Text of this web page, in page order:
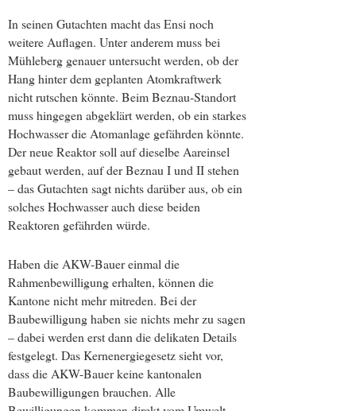
In seinen Gutachten macht das Ensi noch
weitere Auflagen. Unter anderem muss bei
Mühleberg genauer untersucht werden, ob der
Hang hinter dem geplanten Atomkraftwerk
nicht rutschen könnte. Beim Beznau-Standort
muss hingegen abgeklärt werden, ob ein starkes
Hochwasser die Atomanlage gefährden könnte.
Der neue Reaktor soll auf dieselbe Aareinsel
gebaut werden, auf der Beznau I und II stehen
– das Gutachten sagt nichts darüber aus, ob ein
solches Hochwasser auch diese beiden
Reaktoren gefährden würde.
Haben die AKW-Bauer einmal die
Rahmenbewilligung erhalten, können die
Kantone nicht mehr mitreden. Bei der
Baubewilligung haben sie nichts mehr zu sagen
– dabei werden erst dann die delikaten Details
festgelegt. Das Kernenergiegesetz sieht vor,
dass die AKW-Bauer keine kantonalen
Baubewilligungen brauchen. Alle